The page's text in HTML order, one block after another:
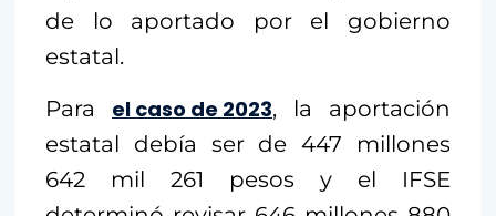
de lo aportado por el gobierno
estatal.
Para el caso de 2023, la aportación
estatal debía ser de 447 millones
642 mil 261 pesos y el IFSE